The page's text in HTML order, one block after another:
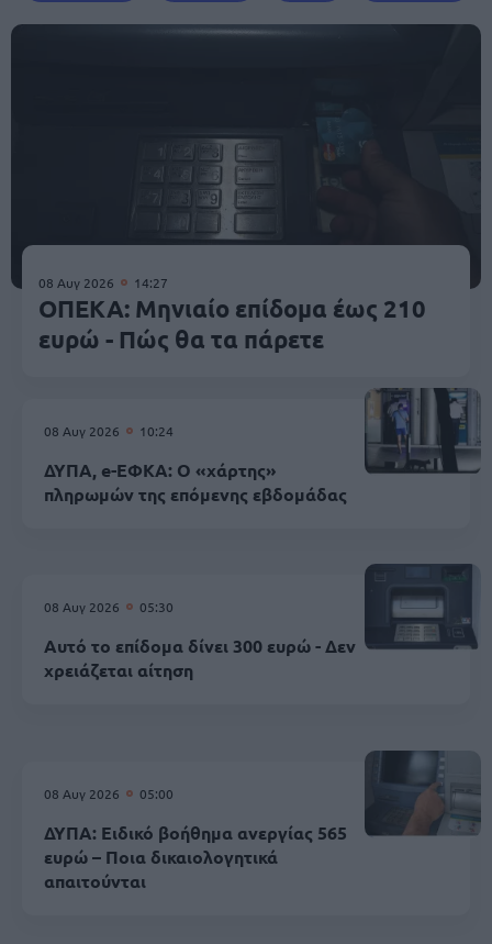
08 Αυγ 2026 14:27
ΟΠΕΚΑ: Μηνιαίο επίδομα έως 210
ευρώ - Πώς θα τα πάρετε
08 Αυγ 2026 10:24
ΔΥΠΑ, e-ΕΦΚΑ: Ο «χάρτης»
πληρωμών της επόμενης εβδομάδας
08 Αυγ 2026 05:30
Αυτό το επίδομα δίνει 300 ευρώ - Δεν
χρειάζεται αίτηση
08 Αυγ 2026 05:00
ΔΥΠΑ: Ειδικό βοήθημα ανεργίας 565
ευρώ – Ποια δικαιολογητικά
απαιτούνται